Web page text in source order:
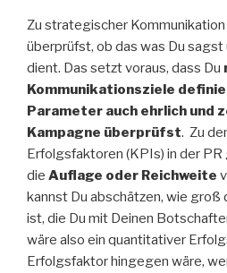
Zu strategischer
überprüfst, ob das was Du sagst
dient. Das setzt voraus, dass Du
Kommunikationsziele
Parameter auch ehrlich und
Kampagne überprüfst. Zu
Erfolgsfaktoren (KPIs) in der
die Auflage oder Reichweite
kannst Du abschätzen, wie groß
ist, die Du mit Deinen
wäre also ein quantitativer
Erfolgsfaktor hingegen wäre,